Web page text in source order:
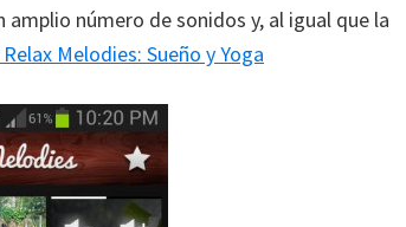
número de sonidos y, al igual que la
Melodies: Sueño y Yoga